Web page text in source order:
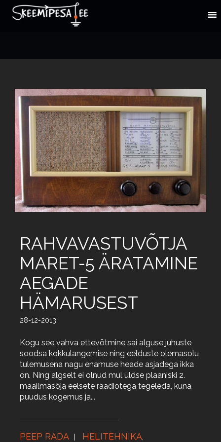
RAHVAVASTUVÕTJA
MARET-5 ÄRATAMINE
AEGADE
HÄMARUSEST
28-12-2013
Kogu see vahva ettevõtmine sai alguse juhuste
soodsa kokkulangemise ning eelduste olemasolu
tulemusena nagu enamuse heade asjadega ikka
on. Ning algselt ei olnud mul üldse plaaniski 2.
maailmasõja eelsete raadiotega tegeleda, kuna
puudus kogemus ja...
PEEP RADA HELITEHNIKA